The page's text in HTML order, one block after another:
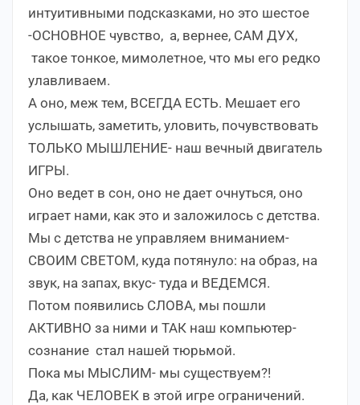
интуитивными подсказками, но это шестое
-ОСНОВНОЕ чувство, а, вернее, САМ ДУХ,
такое тонкое, мимолетное, что мы его редко
улавливаем.
А оно, меж тем, ВСЕГДА ЕСТЬ. Мешает его
услышать, заметить, уловить, почувствовать
ТОЛЬКО МЫШЛЕНИЕ- наш вечный двигатель
ИГРЫ.
Оно ведет в сон, оно не дает очнуться, оно
играет нами, как это и заложилось с детства.
Мы с детства не управляем вниманием-
СВОИМ СВЕТОМ, куда потянуло: на образ, на
звук, на запах, вкус- туда и ВЕДЕМСЯ.
Потом появились СЛОВА, мы пошли
АКТИВНО за ними и ТАК наш компьютер-
сознание стал нашей тюрьмой.
Пока мы МЫСЛИМ- мы существуем?!
Да, как ЧЕЛОВЕК в этой игре ограничений.